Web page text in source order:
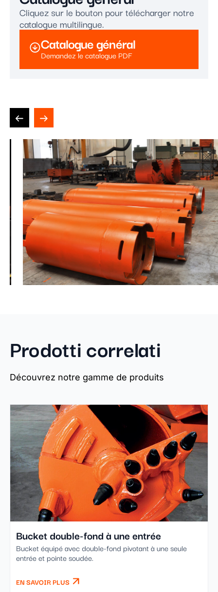
Cliquez sur le bouton pour télécharger notre
catalogue multilingue.
Catalogue général
Demandez le catalogue PDF
Prodotti correlati
Découvrez notre gamme de produits
Bucket double-fond à une entrée
Bucket équipé avec double-fond pivotant à une seule
entrée et pointe soudée.
EN SAVOIR PLUS